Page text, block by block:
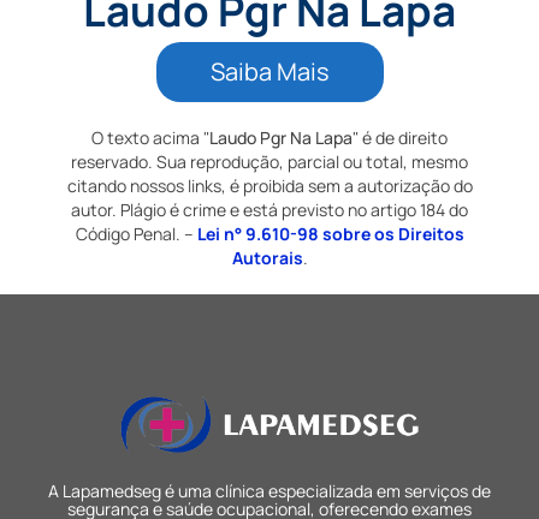
Saiba Mais
O texto acima "Laudo Pgr Na Lapa" é de direito
reservado. Sua reprodução, parcial ou total, mesmo
citando nossos links, é proibida sem a autorização do
autor. Plágio é crime e está previsto no artigo 184 do
Código Penal. – Lei n° 9.610-98 sobre os Direitos
Autorais.
A Lapamedseg é uma clínica especializada em serviços de
segurança e saúde ocupacional, oferecendo exames